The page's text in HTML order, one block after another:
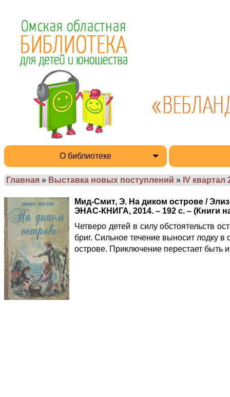
О библиотеке
Главная » Выставка новых поступлений » IV квартал
Мид-Смит, Э. На диком острове /
ЭНАС-КНИГА, 2014. – 192 с. – (Книги
Четверо детей в силу обстоятельств
бриг. Сильное течение выносит лодку
острове. Приключение перестает